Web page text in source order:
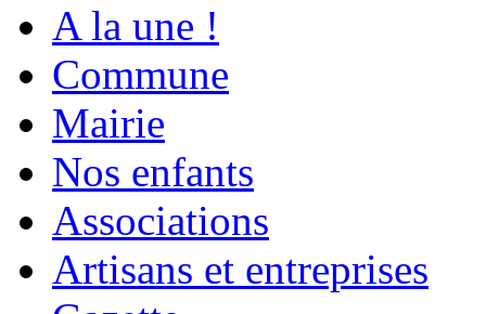
A la une !
Commune
Mairie
Nos enfants
Associations
Artisans et entreprises